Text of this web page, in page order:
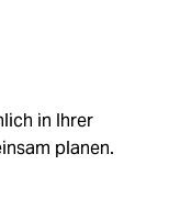
in Ihrer
planen.